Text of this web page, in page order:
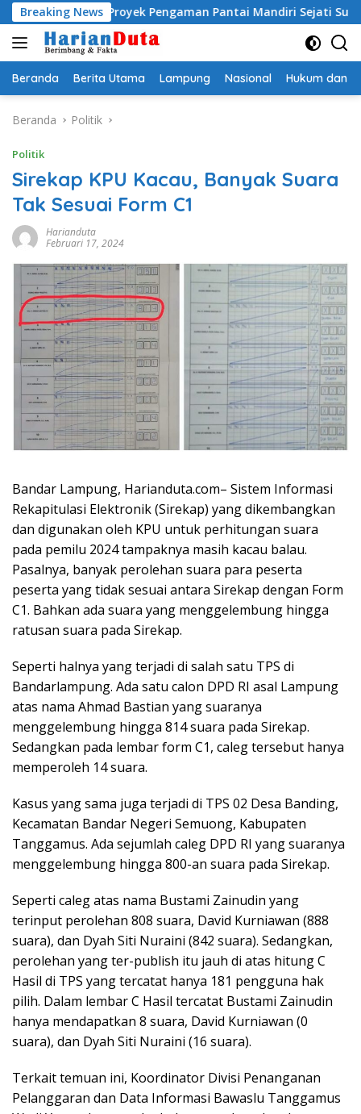
Langsung
ke
konten
Breaking News
Proyek Pengaman Pantai Mandiri Sejati Sudah Sesuai
Beranda Berita Utama Lampung Nasional Hukum dan
Beranda Politik
Politik
Sirekap KPU Kacau, Banyak Suara
Tak Sesuai Form C1
Harianduta
Februari 17, 2024
Bandar Lampung, Harianduta.com– Sistem Informasi
Rekapitulasi Elektronik (Sirekap) yang dikembangkan
dan digunakan oleh KPU untuk perhitungan suara
pada pemilu 2024 tampaknya masih kacau balau.
Pasalnya, banyak perolehan suara para peserta
peserta yang tidak sesuai antara Sirekap dengan Form
C1. Bahkan ada suara yang menggelembung hingga
ratusan suara pada Sirekap.
Seperti halnya yang terjadi di salah satu TPS di
Bandarlampung. Ada satu calon DPD RI asal Lampung
atas nama Ahmad Bastian yang suaranya
menggelembung hingga 814 suara pada Sirekap.
Sedangkan pada lembar form C1, caleg tersebut hanya
memperoleh 14 suara.
Kasus yang sama juga terjadi di TPS 02 Desa Banding,
Kecamatan Bandar Negeri Semuong, Kabupaten
Tanggamus. Ada sejumlah caleg DPD RI yang suaranya
menggelembung hingga 800-an suara pada Sirekap.
Seperti caleg atas nama Bustami Zainudin yang
terinput perolehan 808 suara, David Kurniawan (888
suara), dan Dyah Siti Nuraini (842 suara). Sedangkan,
perolehan yang ter-publish itu jauh di atas hitung C
Hasil di TPS yang tercatat hanya 181 pengguna hak
pilih. Dalam lembar C Hasil tercatat Bustami Zainudin
hanya mendapatkan 8 suara, David Kurniawan (0
suara), dan Dyah Siti Nuraini (16 suara).
Terkait temuan ini, Koordinator Divisi Penanganan
Pelanggaran dan Data Informasi Bawaslu Tanggamus